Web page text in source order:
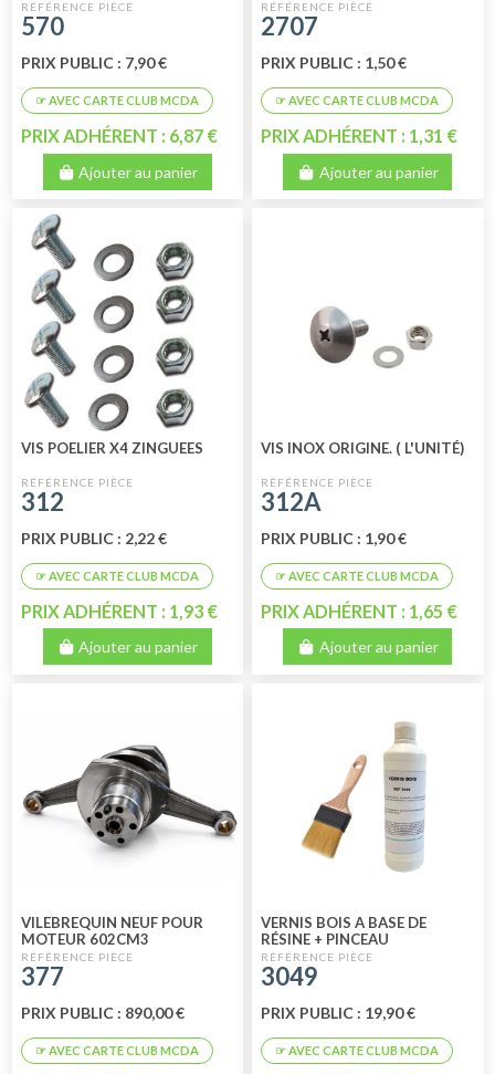
570
PRIX PUBLIC : 7,90 €
PRIX ADHÉRENT : 6,87 €
Ajouter au panier
2707
PRIX PUBLIC : 1,50 €
PRIX ADHÉRENT : 1,31 €
Ajouter au panier
VIS POELIER X4 ZINGUEES
312
PRIX PUBLIC : 2,22 €
PRIX ADHÉRENT : 1,93 €
Ajouter au panier
VIS INOX ORIGINE. ( L'UNITÉ)
312A
PRIX PUBLIC : 1,90 €
PRIX ADHÉRENT : 1,65 €
Ajouter au panier
VILEBREQUIN NEUF POUR
MOTEUR 602CM3
377
PRIX PUBLIC : 890,00 €
VERNIS BOIS A BASE DE
RÉSINE + PINCEAU
3049
PRIX PUBLIC : 19,90 €